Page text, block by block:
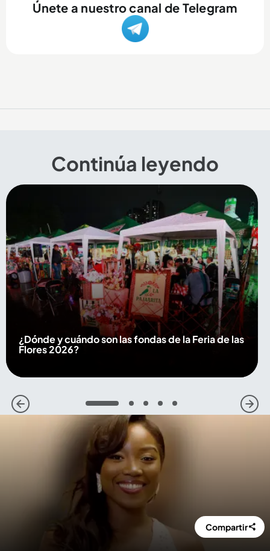
Únete a nuestro canal de Telegram
Continúa leyendo
¿Dónde y cuándo son las fondas de la Feria de las
Flores 2026?
1 2 3 4 5
Compartir